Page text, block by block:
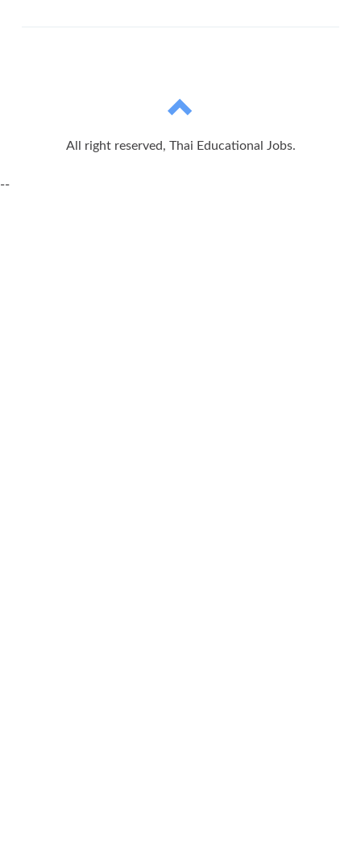
All right reserved, Thai Educational Jobs.
--